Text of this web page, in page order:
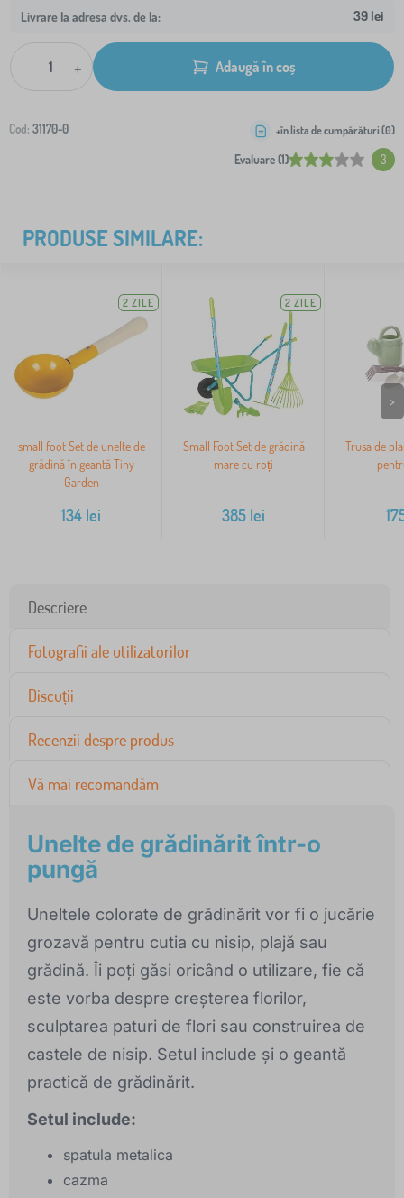
Livrare la adresa dvs. de la: 39 lei
- + Adaugă în coș
Cod: 31170-0
Evaluare (1) 3
+în lista de cumpărături (0)
PRODUSE SIMILARE:
2 ZILE
small foot Set de unelte de
grădină în geantă Tiny
Garden
134 lei
2 ZILE
Small Foot Set de grădină
mare cu roți
385 lei
Trusa de
>
Descriere
Fotografii ale utilizatorilor
Discuții
Recenzii despre produs
Vă mai recomandăm
Unelte de grădinărit într-o
pungă
Uneltele colorate de grădinărit vor fi o jucărie
grozavă pentru cutia cu nisip, plajă sau
grădină. Îi poți găsi oricând o utilizare, fie că
este vorba despre creșterea florilor,
sculptarea paturi de flori sau construirea de
castele de nisip. Setul include și o geantă
practică de grădinărit.
Setul include:
spatula metalica
cazma